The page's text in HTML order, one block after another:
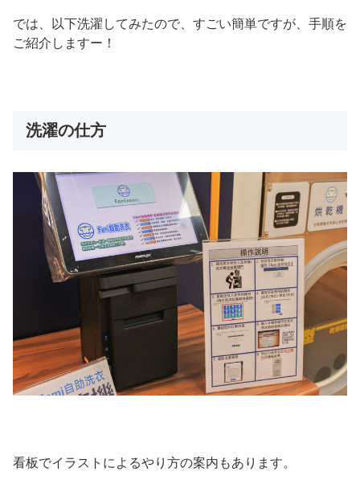
では、以下洗濯してみたので、すごい簡単ですが、手順を
ご紹介しますー！
洗濯の仕方
看板でイラストによるやり方の案内もあります。